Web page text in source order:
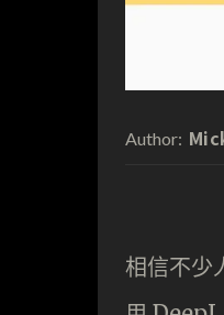
Author:
相信不少